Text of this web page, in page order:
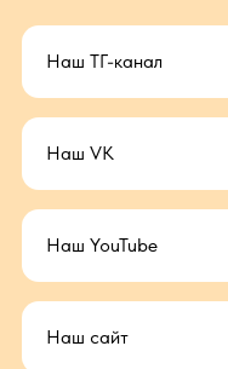
Наш ТГ-канал
Наш VK
Наш YouTube
Наш сайт